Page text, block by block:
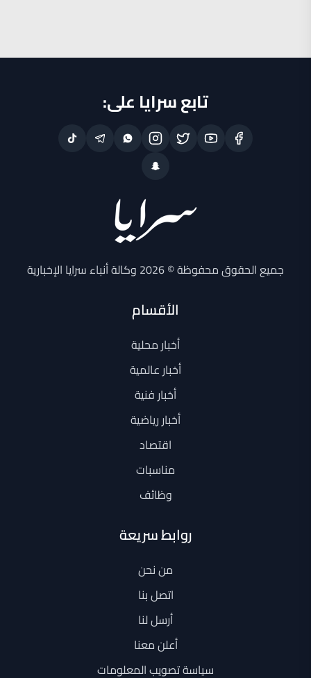
تابع سرايا على:
جميع الحقوق محفوظة © 2026 وكالة أنباء سرايا الإخبارية
الأقسام
أخبار محلية
أخبار عالمية
أخبار فنية
أخبار رياضية
اقتصاد
مناسبات
وظائف
روابط سريعة
من نحن
اتصل بنا
أرسل لنا
أعلن معنا
سياسة تصويب المعلومات